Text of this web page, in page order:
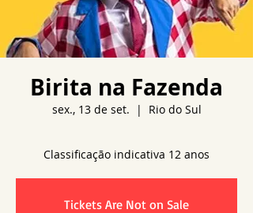
Birita na Fazenda
sex., 13 de set.
  |
Rio do Sul
Classificação indicativa 12 anos
Tickets Are Not on Sale